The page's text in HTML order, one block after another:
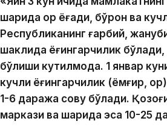
шарқида қор ёғади, бўрон ва
Республиканинг ғарбий,
шаклида ёғингарчилик
бўлиши кутилмоқда. 1 январ
кучли ёғингарчилик (ёмғир,
1-6 даража совуқ бўлади.
маркази ва шарқида эса 10-25